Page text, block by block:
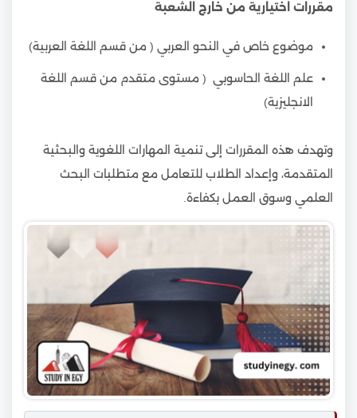
مقررات اختيارية من خارج الشعبة
موضوع خاص في النحو العربي ( من قسم اللغة العربية)
علم اللغة الحاسوبي ( مستوى متقدم من قسم اللغة
الانجليزية)
وتهدف هذه المقررات إلى تنمية المهارات اللغوية والبحثية
المتقدمة، وإعداد الطلاب للتعامل مع متطلبات البحث
العلمي وسوق العمل بكفاءة.